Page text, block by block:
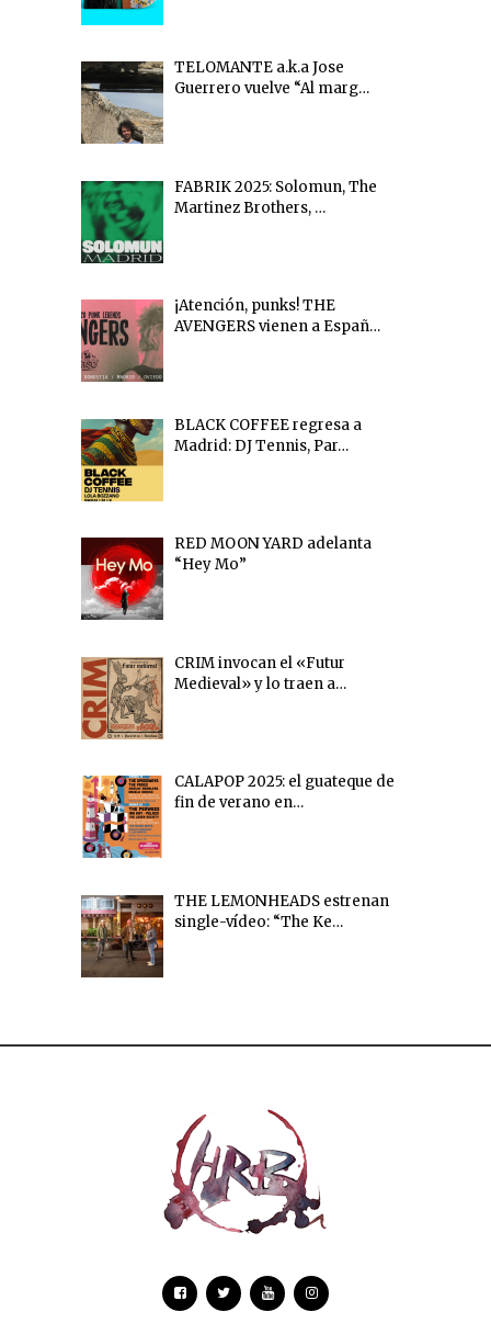
TELOMANTE a.k.a Jose
Guerrero vuelve “Al marg…
FABRIK 2025: Solomun, The
Martinez Brothers, …
¡Atención, punks! THE
AVENGERS vienen a Españ…
BLACK COFFEE regresa a
Madrid: DJ Tennis, Par…
RED MOON YARD adelanta
“Hey Mo”
CRIM invocan el «Futur
Medieval» y lo traen a…
CALAPOP 2025: el guateque de
fin de verano en…
THE LEMONHEADS estrenan
single-vídeo: “The Ke…